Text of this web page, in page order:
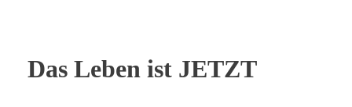
Das Leben ist JETZT